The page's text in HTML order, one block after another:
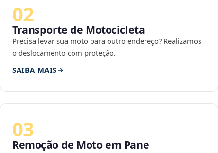
02
Transporte de Motocicleta
Precisa levar sua moto para outro endereço? Realizamos
o deslocamento com proteção.
SAIBA MAIS
03
Remoção de Moto em Pane